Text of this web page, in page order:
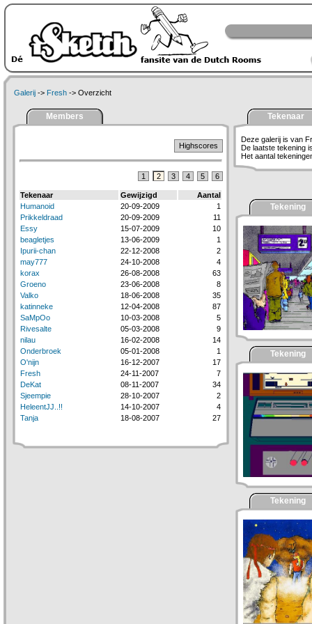
Galerij -> Fresh -> Overzicht
Members
Highscores
1 2 3 4 5 6
Tekenaar Gewijzigd
Aantal
Humanoid
20-09-2009
1
Prikkeldraad
20-09-2009
11
Essy
15-07-2009
10
beagletjes
13-06-2009
1
Ipurii-chan
22-12-2008
2
may777
24-10-2008
4
korax
26-08-2008
63
Groeno
23-06-2008
8
Valko
18-06-2008
35
katinneke
12-04-2008
87
SaMpOo
10-03-2008
5
Rivesalte
05-03-2008
9
nilau
16-02-2008
14
Onderbroek
05-01-2008
1
O'nijn
16-12-2007
17
Fresh
24-11-2007
7
DeKat
08-11-2007
34
Sjeempie
28-10-2007
2
HeleentJJ..!!
14-10-2007
4
Tanja
18-08-2007 27
Tekenaar
Deze galerij is van
De laatste tekening
Het aantal
Tekening
Tekening
Tekening